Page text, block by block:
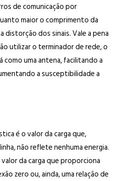
de comunicação por
maior o comprimento da
distorção dos sinais. Vale a pena
utilizar o terminador de rede, o
uma antena, facilitando a
a susceptibilidade a
é o valor da carga que,
não reflete nenhuma energia.
da carga que proporciona
zero ou, ainda, uma relação de